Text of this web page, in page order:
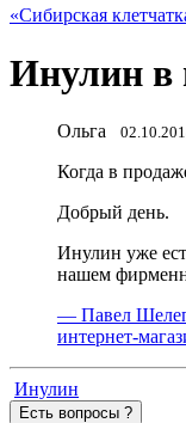
«Сибирская
Инулин в
Ольга
Когда в
Добрый день.
Инулин уже
нашем
— Павел
интернет-
Инулин
Есть вопросы ?